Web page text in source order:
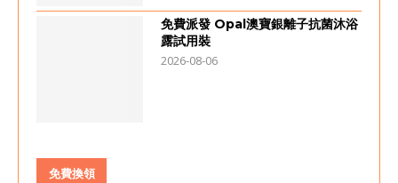
免費派發 Opal澳寶銀離子抗菌沐浴
露試用裝
2026-08-06
免費換領